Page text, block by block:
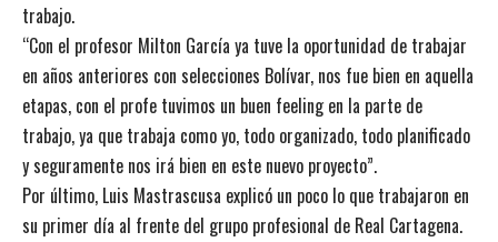
trabajo.
“Con el profesor Milton García ya tuve la oportunidad de trabajar
en años anteriores con selecciones Bolívar, nos fue bien en aquella
etapas, con el profe tuvimos un buen feeling en la parte de
trabajo, ya que trabaja como yo, todo organizado, todo planificado
y seguramente nos irá bien en este nuevo proyecto”.
Por último, Luis Mastrascusa explicó un poco lo que trabajaron en
su primer día al frente del grupo profesional de Real Cartagena.